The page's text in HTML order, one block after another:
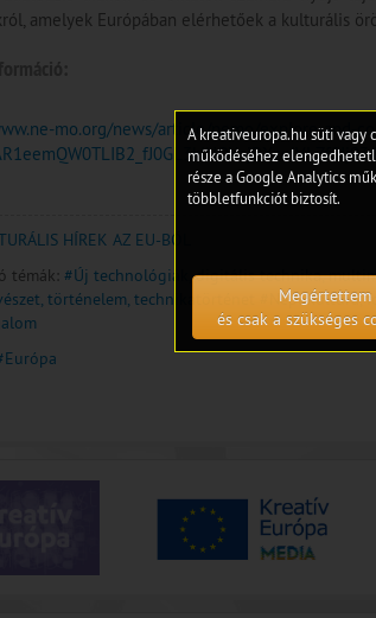
amelyek Európában elérhetőek a kulturális
mo.org/news/article/nemo/explore-and-
HÍREK AZ EU-BÓL
témák: #Új technológiák, digitális technika,
történelem, technikatörténet
#Népi kultúra,
A kreativeuropa.hu süti vagy
működéséhez
része a Google Analytics
többletfunkciót biztosít.
és csak a szükséges